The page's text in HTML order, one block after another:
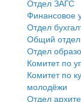
Экономика и
Символика
Устав
Гостям округа
Туризм
Тверской
Управление
Финансовое
Бюджет для
Имущество
Выявление
Отдел ЗАГС
Финансовое
Отдел
Общий отдел
Отдел
Комитет по
Комитет по
молодёжи
Отдел